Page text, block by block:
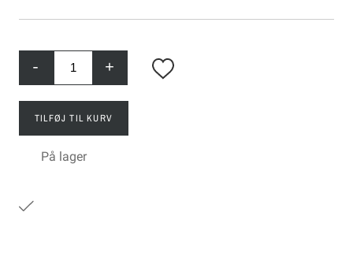
- +
TILFØJ TIL KURV
På lager